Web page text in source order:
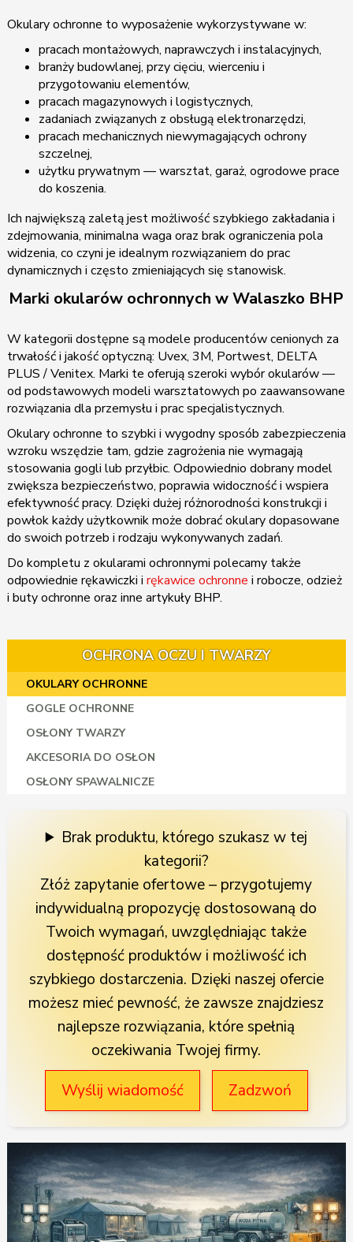
OCHRONA OCZU I TWARZY
OKULARY OCHRONNE
GOGLE OCHRONNE
OSŁONY TWARZY
AKCESORIA DO OSŁON
OSŁONY SPAWALNICZE
Brak produktu, którego szukasz w tej
kategorii?
Złóż zapytanie ofertowe – przygotujemy
indywidualną propozycję dostosowaną do
Twoich wymagań, uwzględniając także
dostępność produktów i możliwość ich
szybkiego dostarczenia. Dzięki naszej ofercie
możesz mieć pewność, że zawsze znajdziesz
najlepsze rozwiązania, które spełnią
oczekiwania Twojej firmy.
Wyślij wiadomość
Zadzwoń
Okulary ochronne to wyposażenie wykorzystywane w:
pracach montażowych, naprawczych i instalacyjnych,
branży budowlanej, przy cięciu, wierceniu i
przygotowaniu elementów,
pracach magazynowych i logistycznych,
zadaniach związanych z obsługą elektronarzędzi,
pracach mechanicznych niewymagających ochrony
szczelnej,
użytku prywatnym — warsztat, garaż, ogrodowe prace
do koszenia.
Ich największą zaletą jest możliwość szybkiego zakładania i
zdejmowania, minimalna waga oraz brak ograniczenia pola
widzenia, co czyni je idealnym rozwiązaniem do prac
dynamicznych i często zmieniających się stanowisk.
Marki okularów ochronnych w Walaszko BHP
W kategorii dostępne są modele producentów cenionych za
trwałość i jakość optyczną: Uvex, 3M, Portwest, DELTA
PLUS / Venitex. Marki te oferują szeroki wybór okularów —
od podstawowych modeli warsztatowych po zaawansowane
rozwiązania dla przemysłu i prac specjalistycznych.
Okulary ochronne to szybki i wygodny sposób zabezpieczenia
wzroku wszędzie tam, gdzie zagrożenia nie wymagają
stosowania gogli lub przyłbic. Odpowiednio dobrany model
zwiększa bezpieczeństwo, poprawia widoczność i wspiera
efektywność pracy. Dzięki dużej różnorodności konstrukcji i
powłok każdy użytkownik może dobrać okulary dopasowane
do swoich potrzeb i rodzaju wykonywanych zadań.
Do kompletu z okularami ochronnymi polecamy także
odpowiednie rękawiczki i rękawice ochronne i robocze, odzież
i buty ochronne oraz inne artykuły BHP.